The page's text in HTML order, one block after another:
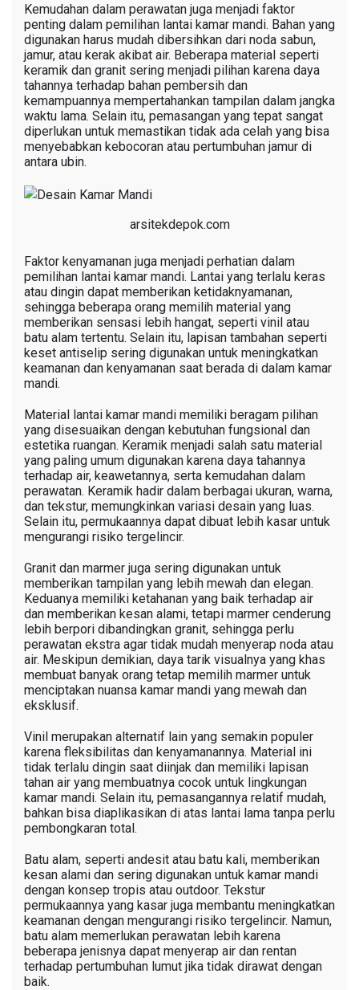
Kemudahan dalam perawatan juga menjadi faktor
penting dalam pemilihan lantai kamar mandi. Bahan yang
digunakan harus mudah dibersihkan dari noda sabun,
jamur, atau kerak akibat air. Beberapa material seperti
keramik dan granit sering menjadi pilihan karena daya
tahannya terhadap bahan pembersih dan
kemampuannya mempertahankan tampilan dalam jangka
waktu lama. Selain itu, pemasangan yang tepat sangat
diperlukan untuk memastikan tidak ada celah yang bisa
menyebabkan kebocoran atau pertumbuhan jamur di
antara ubin.
arsitekdepok.com
Faktor kenyamanan juga menjadi perhatian dalam
pemilihan lantai kamar mandi. Lantai yang terlalu keras
atau dingin dapat memberikan ketidaknyamanan,
sehingga beberapa orang memilih material yang
memberikan sensasi lebih hangat, seperti vinil atau
batu alam tertentu. Selain itu, lapisan tambahan seperti
keset antiselip sering digunakan untuk meningkatkan
keamanan dan kenyamanan saat berada di dalam kamar
mandi.
Material lantai kamar mandi memiliki beragam pilihan
yang disesuaikan dengan kebutuhan fungsional dan
estetika ruangan. Keramik menjadi salah satu material
yang paling umum digunakan karena daya tahannya
terhadap air, keawetannya, serta kemudahan dalam
perawatan. Keramik hadir dalam berbagai ukuran, warna,
dan tekstur, memungkinkan variasi desain yang luas.
Selain itu, permukaannya dapat dibuat lebih kasar untuk
mengurangi risiko tergelincir.
Granit dan marmer juga sering digunakan untuk
memberikan tampilan yang lebih mewah dan elegan.
Keduanya memiliki ketahanan yang baik terhadap air
dan memberikan kesan alami, tetapi marmer cenderung
lebih berpori dibandingkan granit, sehingga perlu
perawatan ekstra agar tidak mudah menyerap noda atau
air. Meskipun demikian, daya tarik visualnya yang khas
membuat banyak orang tetap memilih marmer untuk
menciptakan nuansa kamar mandi yang mewah dan
eksklusif.
Vinil merupakan alternatif lain yang semakin populer
karena fleksibilitas dan kenyamanannya. Material ini
tidak terlalu dingin saat diinjak dan memiliki lapisan
tahan air yang membuatnya cocok untuk lingkungan
kamar mandi. Selain itu, pemasangannya relatif mudah,
bahkan bisa diaplikasikan di atas lantai lama tanpa perlu
pembongkaran total.
Batu alam, seperti andesit atau batu kali, memberikan
kesan alami dan sering digunakan untuk kamar mandi
dengan konsep tropis atau outdoor. Tekstur
permukaannya yang kasar juga membantu meningkatkan
keamanan dengan mengurangi risiko tergelincir. Namun,
batu alam memerlukan perawatan lebih karena
beberapa jenisnya dapat menyerap air dan rentan
terhadap pertumbuhan lumut jika tidak dirawat dengan
baik.